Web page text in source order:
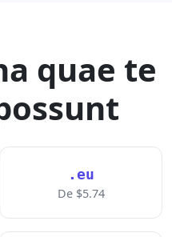
quae te
.eu
De $5.74